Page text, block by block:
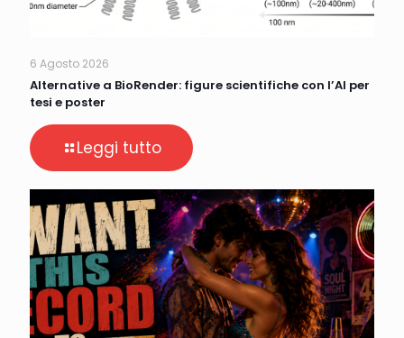
6 Agosto 2026
Alternative a BioRender: figure scientifiche con l’AI per
tesi e poster
Leggi tutto